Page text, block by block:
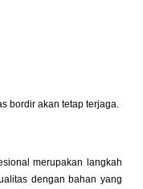
bordir akan tetap terjaga.
merupakan langkah
dengan bahan yang